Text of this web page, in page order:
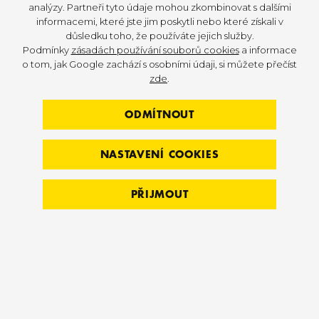
všechny detaily od A do Z.
1. NÁVRH
2. FINANCOVÁNÍ
3. REALIZACE A INSTALACE VYBAVENÍ
4. SERVIS A PODPORA
analýzy. Partneři tyto údaje mohou zkombinovat s dalšími
informacemi, které jste jim poskytli nebo které získali v
důsledku toho, že používáte jejich služby.
Podmínky zásadách používání souborů cookiesa informace
o tom, jak Google zachází s osobními údaji, si můžete přečíst
zde
ODMÍTNOUT
NASTAVENÍ COOKIES
PŘIJMOUT